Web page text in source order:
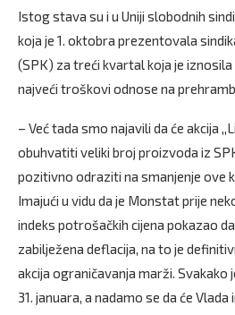
Istog stava su i u Uniji slobodnih
koja je 1. oktobra prezentovala
(SPK) za treći kvartal koja je
najveći troškovi odnose na
– Već tada smo najavili da će akcija
obuhvatiti veliki broj proizvoda iz
pozitivno odraziti na smanjenje ove
Imajući u vidu da je Monstat prije
indeks potrošačkih cijena pokazao
zabilježena deflacija, na to je
akcija ograničavanja marži.
31. januara, a nadamo se da će